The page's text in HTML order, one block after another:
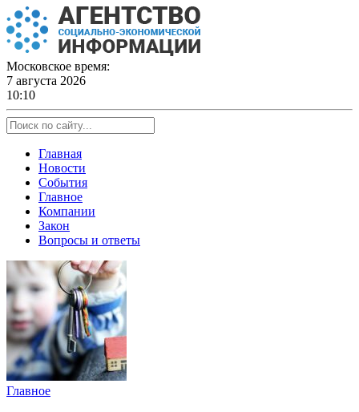
Skip
to
content
Московское время:
7 августа 2026
10:10
Главная
Новости
События
Главное
Компании
Закон
Вопросы и ответы
Главное